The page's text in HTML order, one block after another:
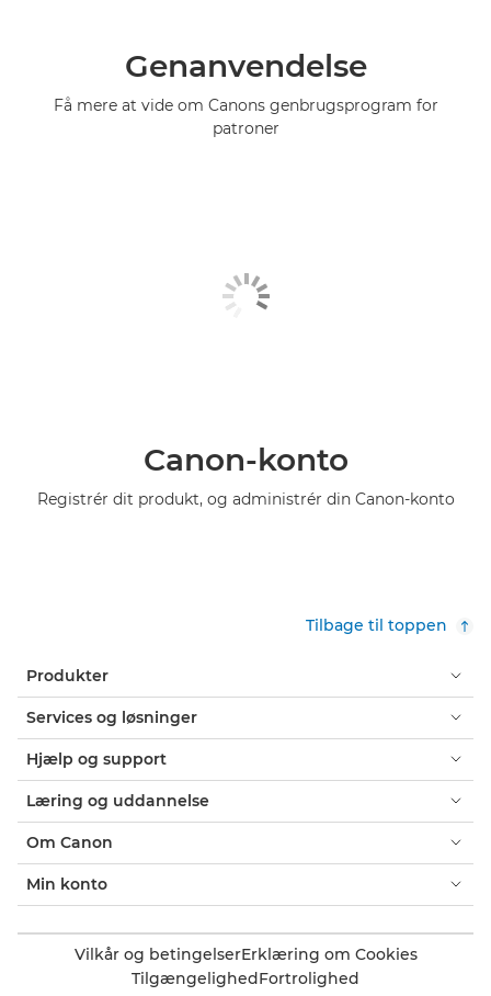
Genanvendelse
Få mere at vide om Canons genbrugsprogram for
patroner
Canon-konto
Registrér dit produkt, og administrér din Canon-konto
Tilbage til toppen
Produkter
Services og løsninger
Hjælp og support
Læring og uddannelse
Om Canon
Min konto
Vilkår og betingelserErklæring om Cookies
TilgængelighedFortrolighed